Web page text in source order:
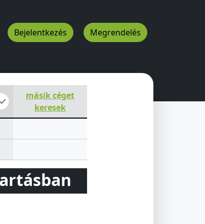
Bejelentkezés Megrendelés
másik céget
keresek